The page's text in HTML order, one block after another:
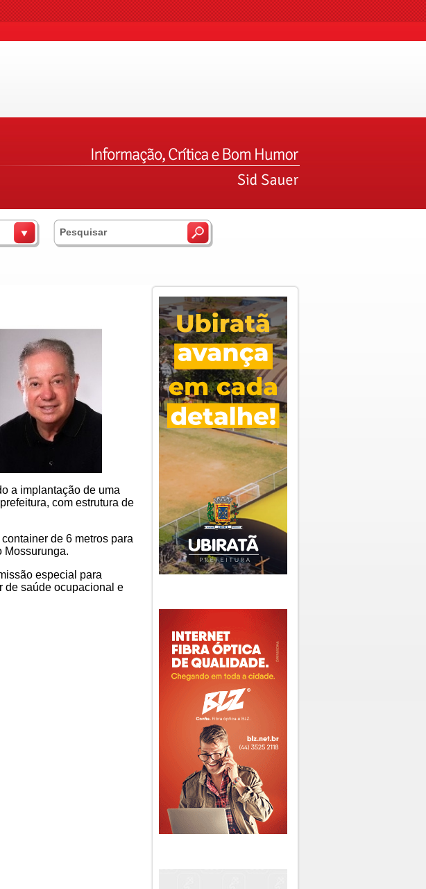
a implantação de uma
com estrutura de
de 6 metros para
Mossurunga.
especial para
de saúde ocupacional e